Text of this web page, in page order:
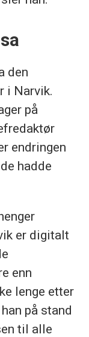
den
i Narvik.
på
endringen
hadde
er digitalt
enn
lenge etter
på stand
til alle